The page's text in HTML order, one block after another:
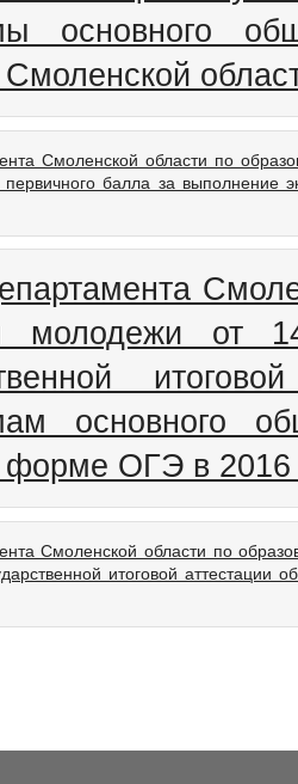
основного
Смоленской области по
балла за выполнение
молодежи от
основного
ОГЭ в 2016
Смоленской области по
итоговой